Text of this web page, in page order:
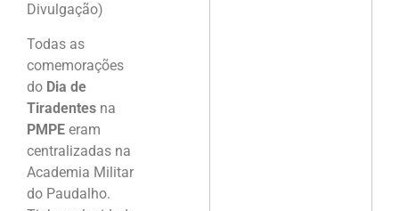
Divulgação)
Todas as
comemorações
do Dia de
Tiradentes na
PMPE eram
centralizadas na
Academia Militar
do Paudalho.